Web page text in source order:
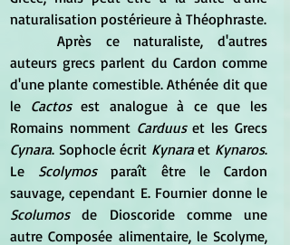
naturalisation postérieure à Théophraste.
auteurs grecs parlent du Cardon comme
d'une plante comestible. Athénée dit que
le Cactos est analogue à ce que les
Romains nomment Carduus
Cynara. Sophocle écrit Kynara et Kynaros.
Le Scolymos paraît être le Cardon
sauvage, cependant E. Fournier donne le
Scolumos de Dioscoride comme une
autre Composée alimentaire, le Scolyme,